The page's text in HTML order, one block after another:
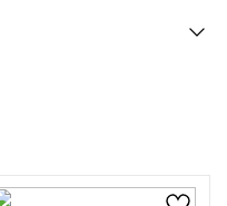
и к стилю